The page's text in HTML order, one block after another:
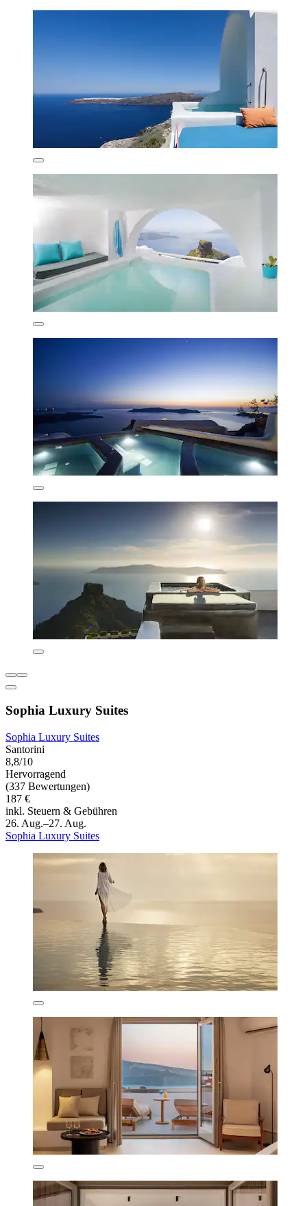
Sophia Luxury Suites
Sophia Luxury Suites
Santorini
8,8/10
Hervorragend
(337 Bewertungen)
187 €
inkl. Steuern & Gebühren
26. Aug.–27. Aug.
Sophia Luxury Suites